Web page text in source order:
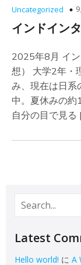
Uncategorized
インドイン
2025年8月 イ
想） 大学2年・
み、現在は日系
中。夏休みの約
自分の目で見る
Latest
Hello world! に A